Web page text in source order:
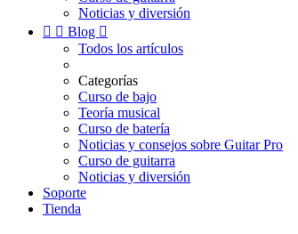
Noticias y diversión
  Blog 
Todos los artículos
Categorías
Curso de bajo
Teoría musical
Curso de batería
Noticias y consejos sobre Guitar Pro
Curso de guitarra
Noticias y diversión
Soporte
Tienda